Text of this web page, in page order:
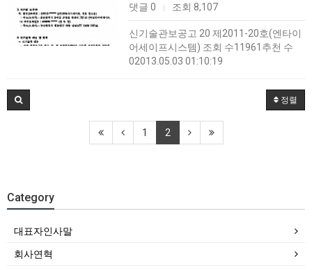
댓글 0 | 조회 8,107
신기술관보공고 20 제2011-20호(엔타이
어세이프시스템) 조회 수11961추천 수
02013.05.03 01:10:19
정렬
1 2
Category
대표자인사말
회사연혁